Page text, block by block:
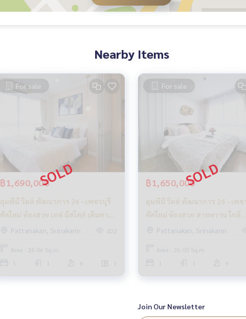
Nearby Items
For sale
฿1,690,000
ลุมพินี วิลล์ พัฒนาการ 26 –เพชรบุรี
ตัดใหม่ ห้องสวย เทห์ มีสไตล์ เดินทาง
ง่ายPattanakan, Srinakarin 422
Area : 26.06 Sq.m.
6
For sale
฿1,650,000
ลุมพินี วิลล์ พัฒนาการ 26 –เพช
ตัดใหม่ ห้องสวย สายหวาน ใกล้
Airport Link
Pattanakan, Srinakarin
Area : 26.00 Sq.m.
6
Join Our Newsletter